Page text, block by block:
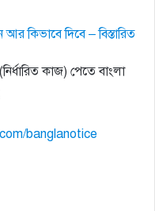
আর কিভাবে দিবে – বিস্তারিত
কাজ) পেতে বাংলা
banglanotice